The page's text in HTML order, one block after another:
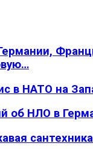
в НАТО на
об НЛО в